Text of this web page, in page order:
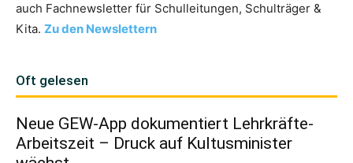
auch Fachnewsletter für Schulleitungen, Schulträger &
Kita. Zu den Newslettern
Oft gelesen
Neue GEW-App dokumentiert Lehrkräfte-
Arbeitszeit – Druck auf Kultusminister